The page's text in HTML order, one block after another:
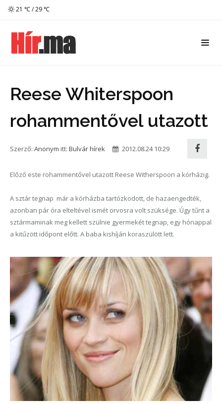
21 ℃ / 29 ℃
Reese Whiterspoon
rohammentővel utazott
Szerző: Anonym itt: Bulvár hírek 2012.08.24 10:29
Előző este rohammentővel utazott Reese Witherspoon a kórházig.
A sztár tegnap már a kórházba tartózkodott, de hazaengedték,
azonban pár óra elteltével ismét orvosra volt szüksége. Úgy tűnt a
sztármaminak meg kellett szülnie gyermekét tegnap, egy hónappal
a kitűzött időpont előtt. A baba kishíján koraszülött lett.